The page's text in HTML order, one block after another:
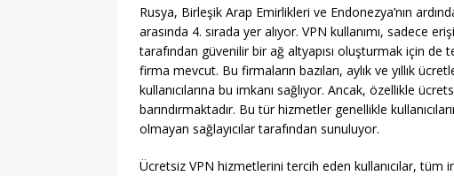
Rusya, Birleşik Arap Emirlikleri ve Endonezya’nın
arasında 4. sırada yer alıyor. VPN kullanımı, sadece
tarafından güvenilir bir ağ altyapısı oluşturmak için
firma mevcut. Bu firmaların bazıları, aylık ve yıllık
kullanıcılarına bu imkanı sağlıyor. Ancak, özellikle
barındırmaktadır. Bu tür hizmetler genellikle
olmayan sağlayıcılar tarafından sunuluyor.
Ücretsiz VPN hizmetlerini tercih eden kullanıcılar, tüm